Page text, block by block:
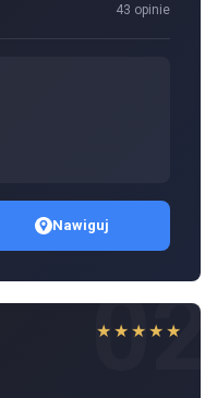
43 opinie
Nawiguj
02
★★★★★